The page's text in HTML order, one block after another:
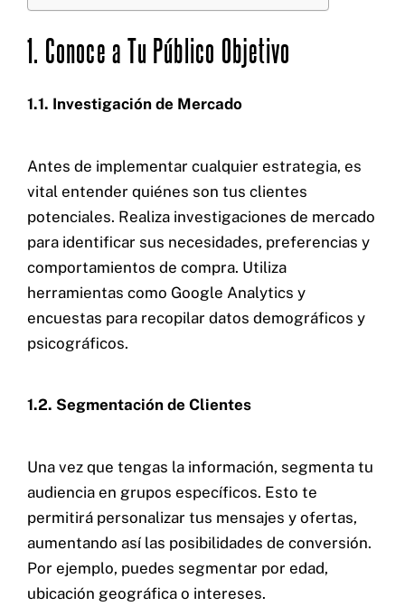
1. Conoce a Tu Público Objetivo
1.1. Investigación de Mercado
Antes de implementar cualquier estrategia, es
vital entender quiénes son tus clientes
potenciales. Realiza investigaciones de mercado
para identificar sus necesidades, preferencias y
comportamientos de compra. Utiliza
herramientas como Google Analytics y
encuestas para recopilar datos demográficos y
psicográficos.
1.2. Segmentación de Clientes
Una vez que tengas la información, segmenta tu
audiencia en grupos específicos. Esto te
permitirá personalizar tus mensajes y ofertas,
aumentando así las posibilidades de conversión.
Por ejemplo, puedes segmentar por edad,
ubicación geográfica o intereses.